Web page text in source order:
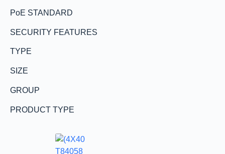
PoE STANDARD
SECURITY FEATURES
TYPE
SIZE
GROUP
PRODUCT TYPE